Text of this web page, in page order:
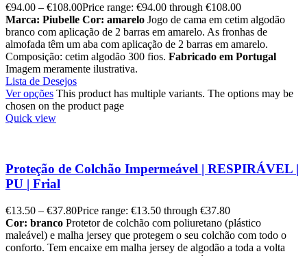
€94.00 – €108.00Price range: €94.00 through €108.00
Marca: Piubelle Cor: amarelo Jogo de cama em cetim algodão
branco com aplicação de 2 barras em amarelo. As fronhas de
almofada têm um aba com aplicação de 2 barras em amarelo.
Composição: cetim algodão 300 fios. Fabricado em Portugal
Imagem meramente ilustrativa.
Lista de Desejos
Ver opções This product has multiple variants. The options may be
chosen on the product page
Quick view
Proteção de Colchão Impermeável | RESPIRÁVEL |
PU | Frial
€13.50 – €37.80Price range: €13.50 through €37.80
Cor: branco Protetor de colchão com poliuretano (plástico
maleável) e malha jersey que protegem o seu colchão com todo o
conforto. Tem encaixe em malha jersey de algodão a toda a volta